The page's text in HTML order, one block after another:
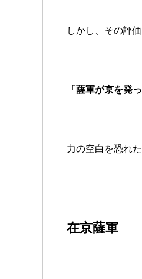
しかし、その評
「薩軍が京を発
力の空白を恐れ
在京薩軍